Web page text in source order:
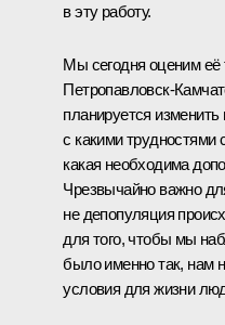
в эту работу.
Мы сегодня оценим её
Петропавловск-
планируется
с какими трудностями
какая необходима
Чрезвычайно важно
не депопуляция
для того, чтобы мы
было именно так, нам
условия для жизни